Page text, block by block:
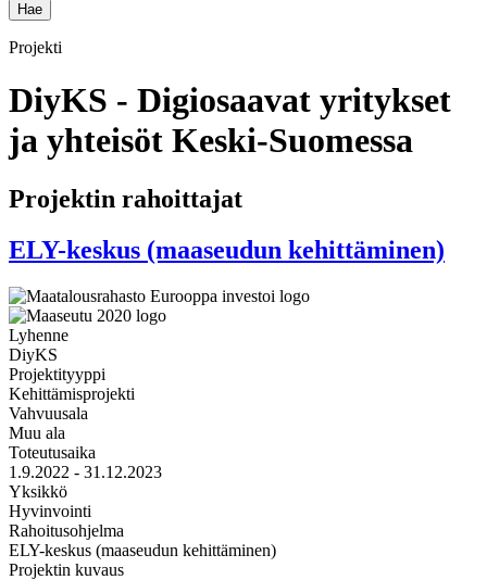
Projekti
DiyKS - Digiosaavat yritykset
ja yhteisöt Keski-Suomessa
Projektin rahoittajat
ELY-keskus (maaseudun kehittäminen)
Lyhenne
DiyKS
Projektityyppi
Kehittämisprojekti
Vahvuusala
Muu ala
Toteutusaika
1.9.2022 - 31.12.2023
Yksikkö
Hyvinvointi
Rahoitusohjelma
ELY-keskus (maaseudun kehittäminen)
Projektin kuvaus